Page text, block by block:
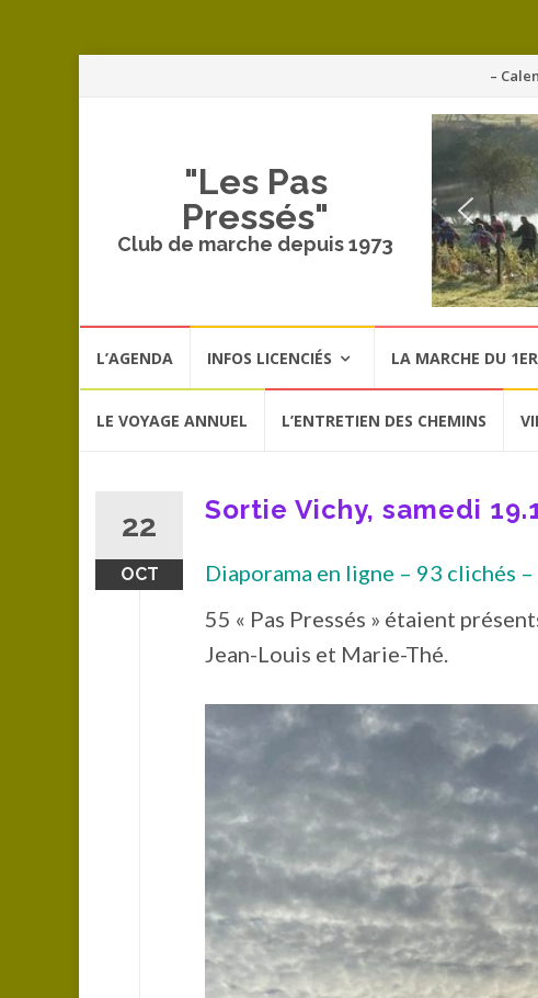
Aller
au
contenu
–
"Les Pas
Pressés"
Club de marche depuis 1973
contenu
L’AGENDA INFOS LICENCIÉS LA MARCHE DU
LE VOYAGE ANNUEL L’ENTRETIEN DES CHEMINS
22
OCT
Sortie Vichy, samedi
Diaporama en ligne – 93 clichés
55 « Pas Pressés » étaient
Jean-Louis et Marie-Thé.